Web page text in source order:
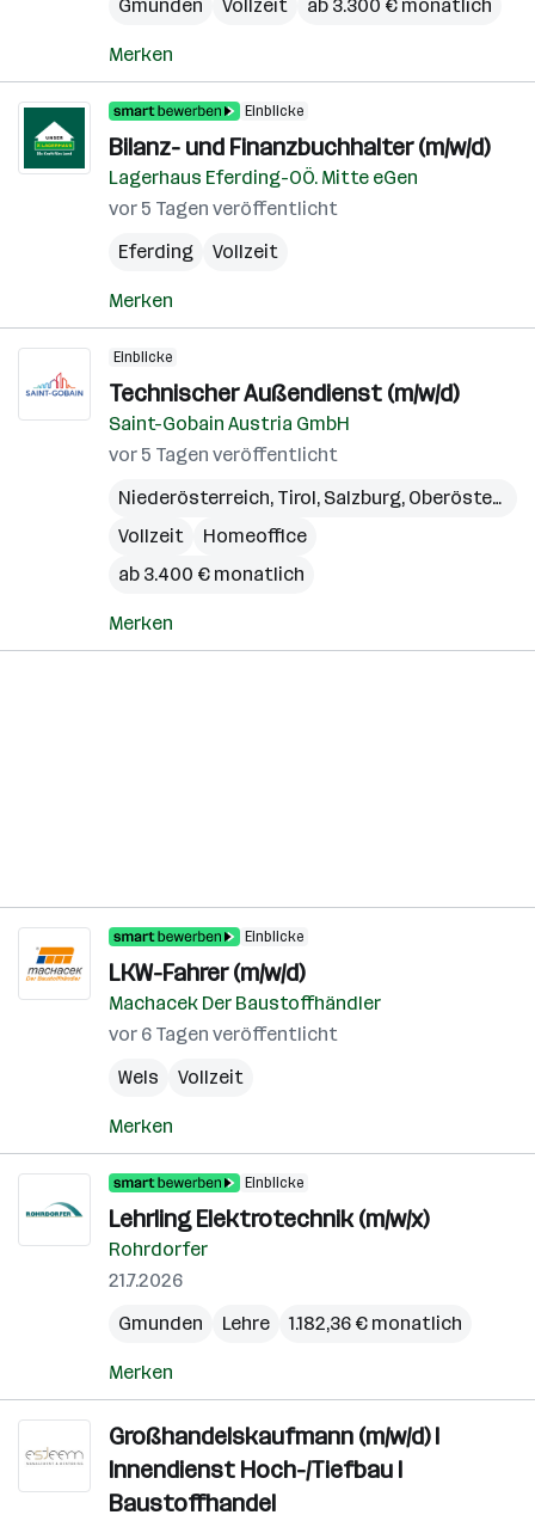
Gmunden Vollzeit ab 3.300 € monatlich
Merken
Einblicke
Bilanz- und Finanzbuchhalter (m/w/d)
Lagerhaus Eferding-OÖ. Mitte eGen
vor 5 Tagen veröffentlicht
Eferding
Vollzeit
Merken
Einblicke
Technischer Außendienst (m/w/d)
Saint-Gobain Austria GmbH
vor 5 Tagen veröffentlicht
Niederösterreich, Tirol, Salzburg, Oberösterreich
Vollzeit
Homeoffice
ab 3.400 € monatlich
Merken
Einblicke
LKW-Fahrer (m/w/d)
Machacek Der Baustoffhändler
vor 6 Tagen veröffentlicht
Wels
Vollzeit
Merken
Einblicke
Lehrling Elektrotechnik (m/w/x)
Rohrdorfer
21.7.2026
Gmunden
Lehre 1.182,36 € monatlich
Merken
Großhandelskaufmann (m/w/d) I
Innendienst Hoch-/Tiefbau I
Baustoffhandel